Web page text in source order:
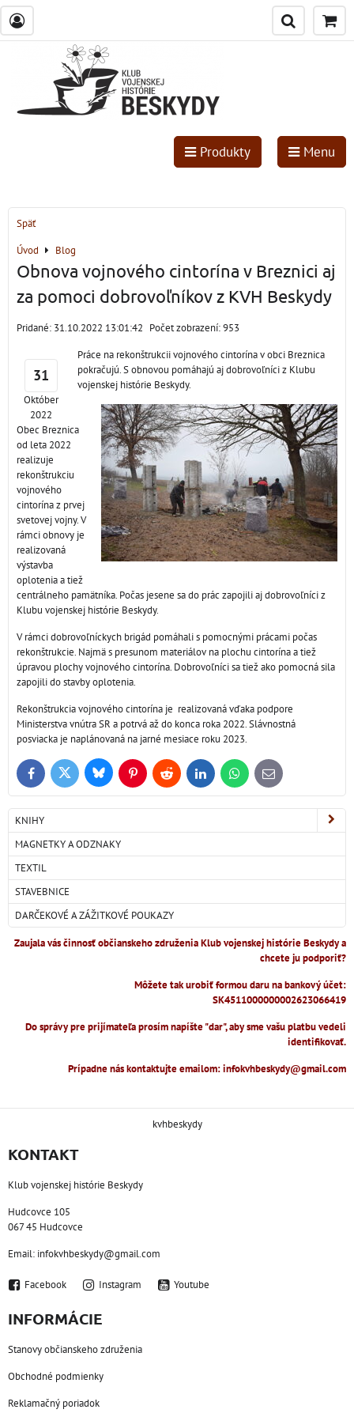
Produkty Menu
Späť
Úvod
Blog
Obnova vojnového cintorína v Breznici aj
za pomoci dobrovoľníkov z KVH Beskydy
Pridané: 31.10.2022 13:01:42 Počet zobrazení: 953
31
Október
2022
Práce na rekonštrukcii vojnového cintorína v obci Breznica
pokračujú. S obnovou pomáhajú aj dobrovoľníci z Klubu
vojenskej histórie Beskydy.
Obec Breznica
od leta 2022
realizuje
rekonštrukciu
vojnového
cintorína z prvej
svetovej vojny. V
rámci obnovy je
realizovaná
výstavba
oplotenia a tiež
centrálneho pamätníka. Počas jesene sa do prác zapojili aj dobrovoľníci z
Klubu vojenskej histórie Beskydy.
V rámci dobrovoľníckych brigád pomáhali s pomocnými prácami počas
rekonštrukcie. Najmä s presunom materiálov na plochu cintorína a tiež
úpravou plochy vojnového cintorína. Dobrovoľníci sa tiež ako pomocná sila
zapojili do stavby oplotenia.
Rekonštrukcia vojnového cintorína je realizovaná vďaka podpore
Ministerstva vnútra SR a potrvá až do konca roka 2022. Slávnostná
posviacka je naplánovaná na jarné mesiace roku 2023.
FacebookTwitter BlueskyPinterestReddit LinkedInWhatsApp
E-
mail
KNIHY
MAGNETKY A ODZNAKY
TEXTIL
STAVEBNICE
DARČEKOVÉ A ZÁŽITKOVÉ POUKAZY
Zaujala vás činnosť občianskeho združenia Klub vojenskej histórie Beskydy a
chcete ju podporiť?
Môžete tak urobiť formou daru na bankový účet:
SK4511000000002623066419
Do správy pre prijímateľa prosím napíšte "dar", aby sme vašu platbu vedeli
identifikovať.
Prípadne nás kontaktujte emailom: infokvhbeskydy@gmail.com
kvhbeskydy
KONTAKT
Klub vojenskej histórie Beskydy
Hudcovce 105
067 45 Hudcovce
Email: infokvhbeskydy@gmail.com
Facebook Instagram Youtube
INFORMÁCIE
Stanovy občianskeho združenia
Obchodné podmienky
Reklamačný poriadok